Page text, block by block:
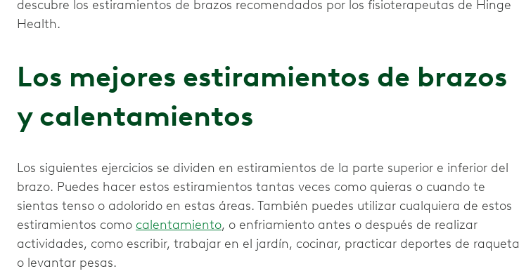
descubre los estiramientos de brazos recomendados por los fisioterapeutas de Hinge
Health.
Los mejores estiramientos de brazos
y calentamientos
Los siguientes ejercicios se dividen en estiramientos de la parte superior e inferior del
brazo. Puedes hacer estos estiramientos tantas veces como quieras o cuando te
sientas tenso o adolorido en estas áreas. También puedes utilizar cualquiera de estos
estiramientos como calentamiento, o enfriamiento antes o después de realizar
actividades, como escribir, trabajar en el jardín, cocinar, practicar deportes de raqueta
o levantar pesas.